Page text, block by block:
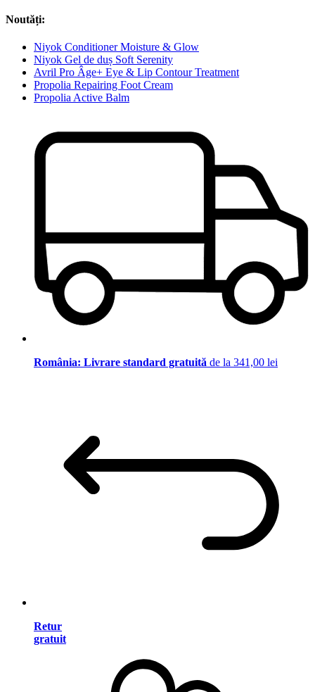
Noutăți:
Niyok Conditioner Moisture & Glow
Niyok Gel de duș Soft Serenity
Avril Pro Âge+ Eye & Lip Contour Treatment
Propolia Repairing Foot Cream
Propolia Active Balm
România: Livrare standard gratuită de la 341,00 lei
Retur
gratuit